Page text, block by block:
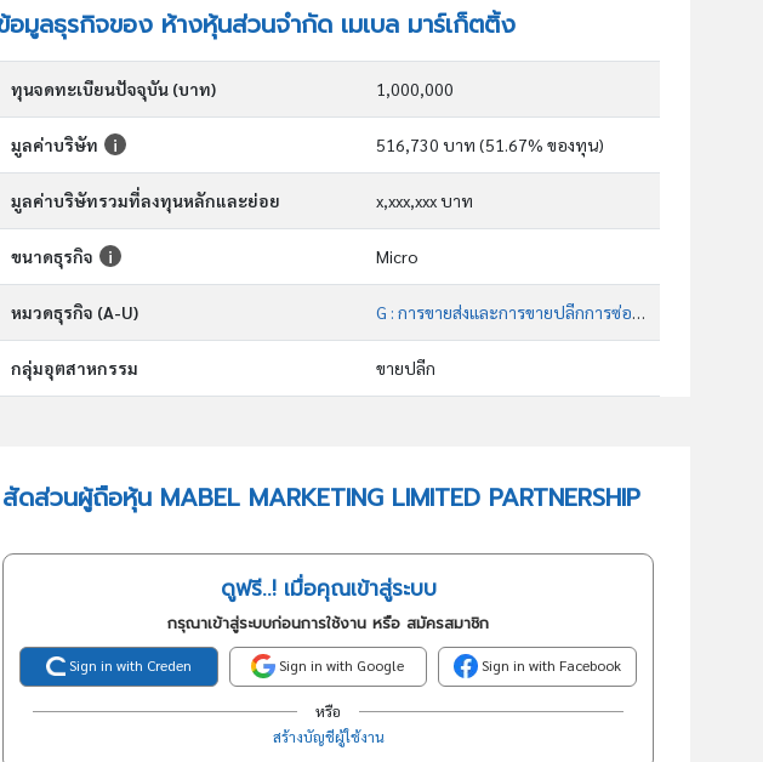
อมูลธุรกิจของ ห้างหุ้นส่วนจำกัด เมเบล มาร์เก็ตติ้ง
ทุนจดทะเบียนปัจจุบัน (บาท) 1,000,000
มูลค่าบริษัท 516,730 บาท (51.67% ของทุน)
มูลค่าบริษัทรวมที่ลงทุนหลักและย่อย x,xxx,xxx บาท
ขนาดธุรกิจ Micro
หมวดธุรกิจ (A-U) G : การขายส่งและการขายปลีกการซ่อมยานยนต์และ จักรยานยนต์
กลุ่มอุตสาหกรรม ขายปลีก
สัดส่วนผู้ถือหุ้น MABEL MARKETING LIMITED PARTNERSHIP
ดูฟรี..! เมื่อคุณเข้าสู่ระบบ
กรุณาเข้าสู่ระบบก่อนการใช้งาน หรือ สมัครสมาชิก
Sign in with Creden Sign in with Google Sign in with Facebook
หรือ
สร้างบัญชีผู้ใช้งาน